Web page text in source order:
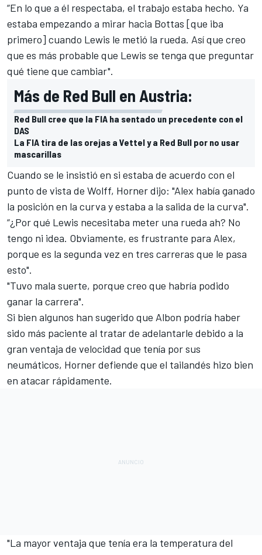
“En lo que a él respectaba, el trabajo estaba hecho. Ya
estaba empezando a mirar hacia Bottas [que iba
primero] cuando Lewis le metió la rueda. Así que creo
que es más probable que Lewis se tenga que preguntar
qué tiene que cambiar".
Más de Red Bull en Austria:
Red Bull cree que la FIA ha sentado un precedente con el
DAS
La FIA tira de las orejas a Vettel y a Red Bull por no usar
mascarillas
Cuando se le insistió en si estaba de acuerdo con el
punto de vista de Wolff, Horner dijo: "Alex había ganado
la posición en la curva y estaba a la salida de la curva".
“¿Por qué Lewis necesitaba meter una rueda ah? No
tengo ni idea. Obviamente, es frustrante para Alex,
porque es la segunda vez en tres carreras que le pasa
esto".
"Tuvo mala suerte, porque creo que habría podido
ganar la carrera".
Si bien algunos han sugerido que Albon podría haber
sido más paciente al tratar de adelantarle debido a la
gran ventaja de velocidad que tenía por sus
neumáticos, Horner defiende que el tailandés hizo bien
en atacar rápidamente.
"La mayor ventaja que tenía era la temperatura del